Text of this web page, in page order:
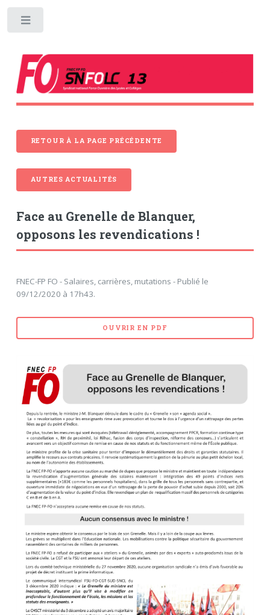
RETOUR À LA PAGE PRÉCÉDENTE
AUTRES ACTUALITÉS
Face au Grenelle de Blanquer,
opposons les revendications !
FNEC-FP FO - Salaires, carrières, mutations - Publié le
09/12/2020 à 17h43.
OUVRIR EN PDF